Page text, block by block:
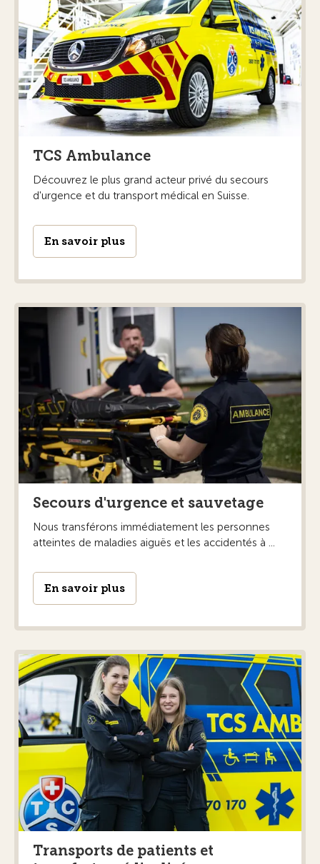
TCS Ambulance
Découvrez le plus grand acteur privé du secours
d'urgence et du transport médical en Suisse.
En savoir plus
Secours d'urgence et sauvetage
Nous transférons immédiatement les personnes
atteintes de maladies aiguës et les accidentés à ...
En savoir plus
Transports de patients et